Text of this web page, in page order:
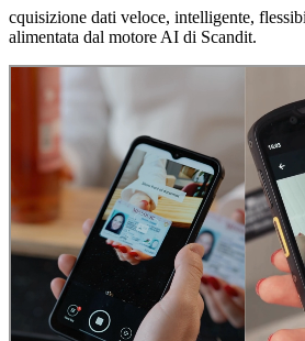
cquisizione dati veloce, intelligente,
alimentata dal motore AI di Scandit.